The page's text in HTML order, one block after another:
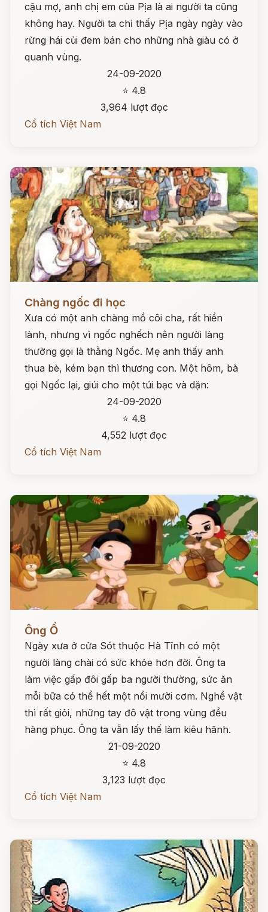
cậu mợ, anh chị em của Pịa là ai người ta cũng
không hay. Người ta chỉ thấy Pịa ngày ngày vào
rừng hái củi đem bán cho những nhà giàu có ở
quanh vùng.
24-09-2020
⭐ 4.8
3,964 lượt đọc
Cổ tích Việt Nam
Chàng ngốc đi học
Xưa có một anh chàng mồ côi cha, rất hiền
lành, nhưng vì ngốc nghếch nên người làng
thường gọi là thằng Ngốc. Mẹ anh thấy anh
thua bè, kém bạn thì thương con. Một hôm, bà
gọi Ngốc lại, giúi cho một túi bạc và dặn:
24-09-2020
⭐ 4.8
4,552 lượt đọc
Cổ tích Việt Nam
Đọc ngay
Ông Ồ
Ngày xưa ở cửa Sót thuộc Hà Tĩnh có một
người làng chài có sức khỏe hơn đời. Ông ta
làm việc gấp đôi gấp ba người thường, sức ăn
mỗi bữa có thể hết một nồi mười cơm. Nghề vật
thì rất giỏi, những tay đô vật trong vùng đều
hàng phục. Ông ta vẫn lấy thế làm kiêu hãnh.
21-09-2020
⭐ 4.8
3,123 lượt đọc
Cổ tích Việt Nam